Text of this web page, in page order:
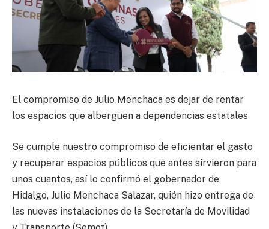
El compromiso de Julio Menchaca es dejar de rentar
los espacios que alberguen a dependencias estatales
Se cumple nuestro compromiso de eficientar el gasto
y recuperar espacios públicos que antes sirvieron para
unos cuantos, así lo confirmó el gobernador de
Hidalgo, Julio Menchaca Salazar, quién hizo entrega de
las nuevas instalaciones de la Secretaría de Movilidad